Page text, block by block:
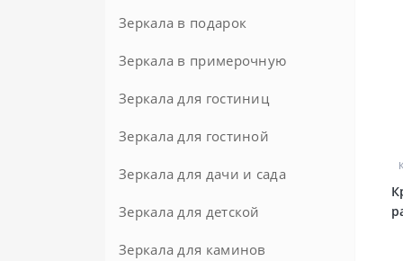
Зеркала в подарок
Зеркала в примерочную
Зеркала для гостиниц
Зеркала для гостиной
Зеркала для дачи и сада
Зеркала для детской
Зеркала для каминов